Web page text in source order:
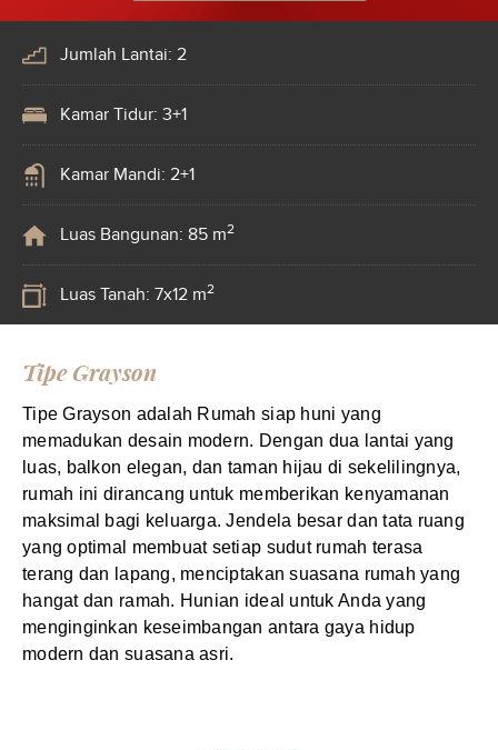
Jumlah Lantai: 2
Kamar Tidur: 3+1
Kamar Mandi: 2+1
Luas Bangunan: 85 m2
Luas Tanah: 7x12 m2
Tipe Grayson
Tipe Grayson adalah Rumah siap huni yang
memadukan desain modern. Dengan dua lantai yang
luas, balkon elegan, dan taman hijau di sekelilingnya,
rumah ini dirancang untuk memberikan kenyamanan
maksimal bagi keluarga. Jendela besar dan tata ruang
yang optimal membuat setiap sudut rumah terasa
terang dan lapang, menciptakan suasana rumah yang
hangat dan ramah. Hunian ideal untuk Anda yang
menginginkan keseimbangan antara gaya hidup
modern dan suasana asri.